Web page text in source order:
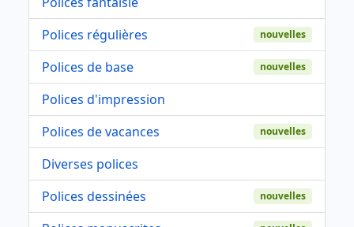
Polices régulières
nouvelles
Polices de base nouvelles
Polices d'impression
Polices de vacances
nouvelles
Diverses polices
Polices dessinées
nouvelles